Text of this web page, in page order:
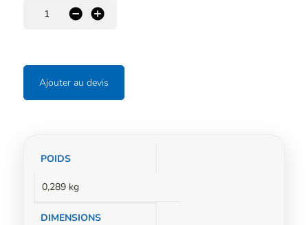
+
-
Ajouter au devis
Informations
POIDS
0,289 kg
DIMENSIONS